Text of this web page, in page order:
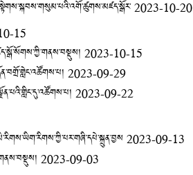
2023-10-20
15
2023-10-15
2023-09-29
2023-09-22
2023-09-13
2023-09-03